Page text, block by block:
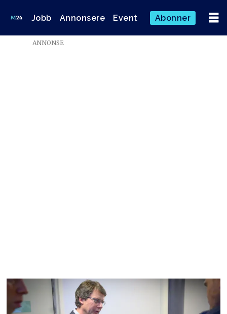
Jobb Annonsere Event Abonner
ANNONSE